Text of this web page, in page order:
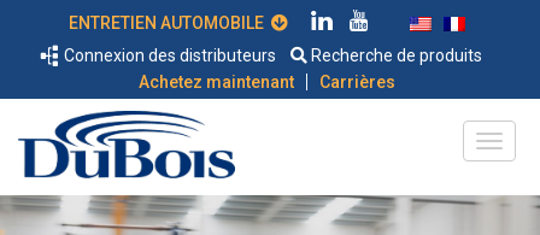
Connexion des distributeurs
Recherche de produits
Achetez maintenant
| Carrières